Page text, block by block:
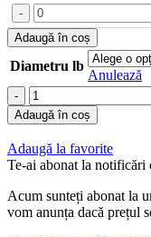
Cantitate
Fir
Carp
Spirit
Skin
Weed
Green
Weed
Green
Adaugă în coș
Diametru lb
Anulează
Cantitate
Fir
Carp
Spirit
Camo
Weed
Green
Adaugă în coș
Adaugă la favorite
Te-ai abonat la notificări
Acum sunteți abonat la
vom anunța dacă prețul